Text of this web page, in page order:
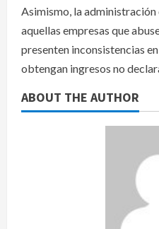
Asimismo, la administración
aquellas empresas que
presenten inconsistencias
obtengan ingresos no
ABOUT THE AUTHOR